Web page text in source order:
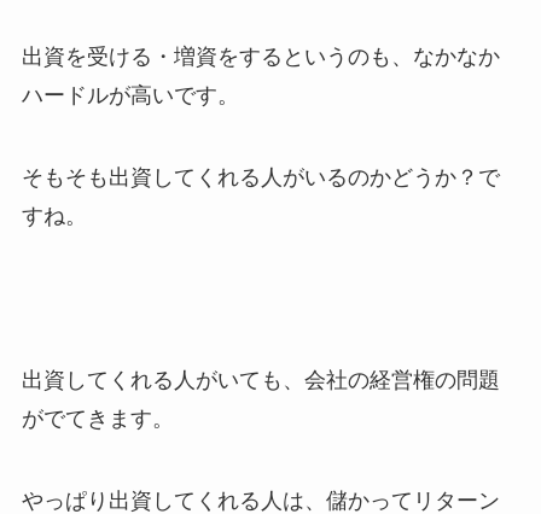
出資を受ける・増資をするというのも、なかなか
ハードルが高いです。
そもそも出資してくれる人がいるのかどうか？で
すね。
出資してくれる人がいても、会社の経営権の問題
がでてきます。
やっぱり出資してくれる人は、儲かってリターン